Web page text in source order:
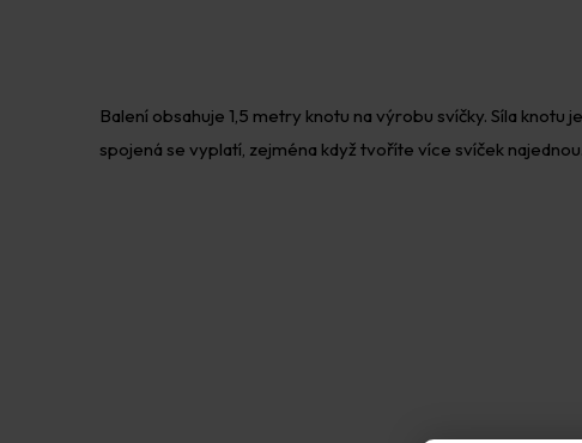
Balení obsahuje 1,5 metry knotu na výrobu svíčky. Síla
spojená se vyplatí, zejména když tvoříte více svíček